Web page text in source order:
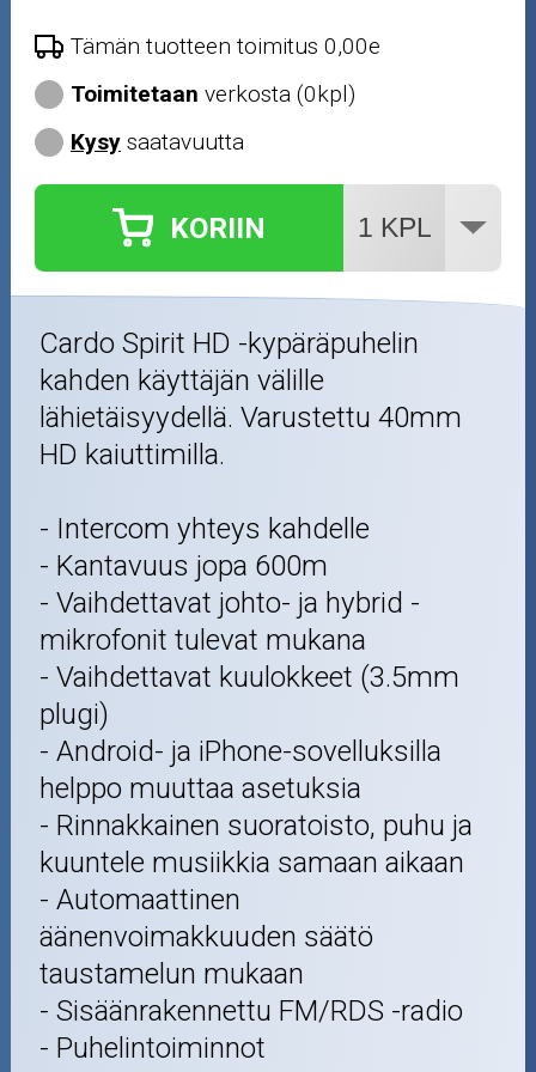
Renkaat ja vanteet
Öljyt ja kemikaalit
Työkalut
Outlet-tuotteet
Tämän tuotteen toimitus 0,00e
Toimitetaan verkosta (0kpl)
Kysy saatavuutta
KORIIN
Cardo Spirit HD -kypäräpuhelin
kahden käyttäjän välille
lähietäisyydellä. Varustettu 40mm
HD kaiuttimilla.
- Intercom yhteys kahdelle
- Kantavuus jopa 600m
- Vaihdettavat johto- ja hybrid -
mikrofonit tulevat mukana
- Vaihdettavat kuulokkeet (3.5mm
plugi)
- Android- ja iPhone-sovelluksilla
helppo muuttaa asetuksia
- Rinnakkainen suoratoisto, puhu ja
kuuntele musiikkia samaan aikaan
- Automaattinen
äänenvoimakkuuden säätö
taustamelun mukaan
- Sisäänrakennettu FM/RDS -radio
- Puhelintoiminnot